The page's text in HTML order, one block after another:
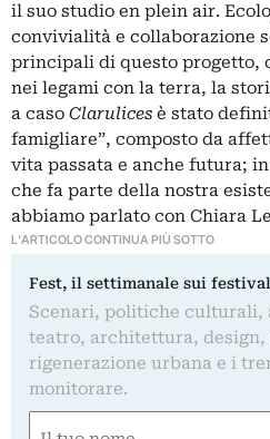
il suo studio en plein air.
convivialità e collaborazione
principali di questo progetto,
nei legami con la terra, la
a caso Clarulices è stato
famigliare”, composto da
vita passata e anche futura;
che fa parte della nostra
abbiamo parlato con Chiara
L'ARTICOLO CONTINUA PIÙ SOTTO
Fest, il settimanale sui
Scenari, politiche culturali,
teatro, architettura, design,
rigenerazione urbana e i
monitorare.